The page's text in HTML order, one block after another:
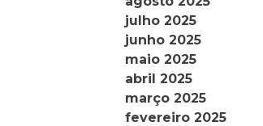
julho 2025
junho 2025
maio 2025
abril 2025
março 2025
fevereiro 2025